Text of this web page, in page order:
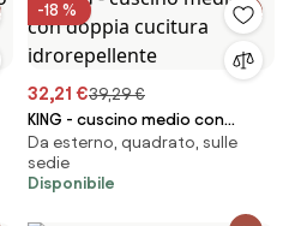
-18 %
32,21 €39,29 €
KING - cuscino medio con
doppia cucitura idrorepellente
Da esterno, quadrato, sulle
sedie
Disponibile